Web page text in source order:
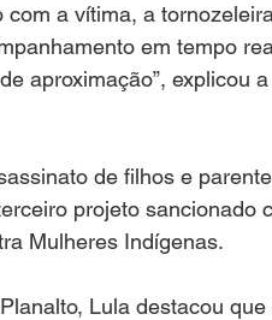
a vítima, a
em tempo
aproximação”, explicou
de filhos e
projeto sancionado
Mulheres Indígenas.
Lula destacou